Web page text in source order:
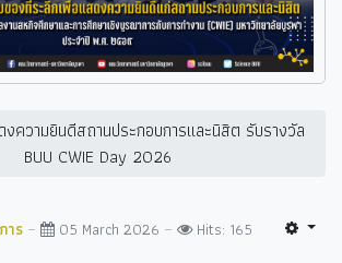
ความยินดีสถานประกอบการและนิสิต รับรางวัล
BUU CWIE Day 2026
าร 05 March 2026 Hits: 165